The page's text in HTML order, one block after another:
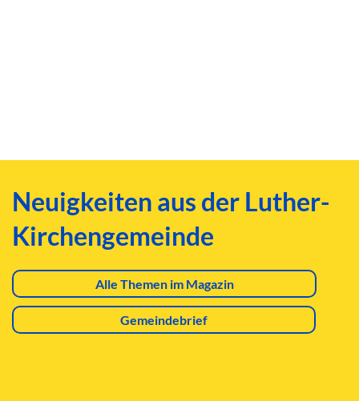
Neuigkeiten aus der Luther-
Kirchengemeinde
Alle Themen im Magazin
Gemeindebrief